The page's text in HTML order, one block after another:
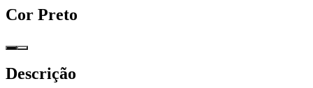
Cor Preto
Descrição